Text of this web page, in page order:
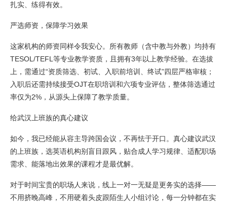
扎实、练得有效。
严选师资，保障学习效果
这家机构的师资同样令我安心。所有教师（含中教与外教）均持有
TESOL/TEFL等专业教学资质，且拥有3年以上教学经验。在选拔
上，需通过“资质筛选、初试、入职前培训、终试”四层严格审核；
入职后还需持续接受OJT在职培训和六项专业评估，整体筛选通过
率仅为2%，从源头上保障了教学质量。
给武汉上班族的真心建议
如今，我已经能从容主导跨国会议，不再怯于开口。真心建议武汉
的上班族，选英语机构别盲目跟风，贴合成人学习规律、适配职场
需求、能落地出效果的课程才是最优解。
对于时间宝贵的职场人来说，线上一对一无疑是更务实的选择——
不用挤晚高峰，不用硬着头皮跟陌生人小组讨论，每一分钟都在实